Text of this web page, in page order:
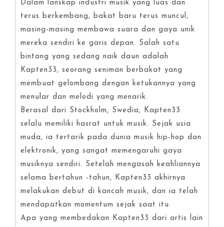
Dalam lanskap industri musik yang luas dan
terus berkembang, bakat baru terus muncul,
masing-masing membawa suara dan gaya unik
mereka sendiri ke garis depan. Salah satu
bintang yang sedang naik daun adalah
Kapten33, seorang seniman berbakat yang
membuat gelombang dengan ketukannya yang
menular dan melodi yang menarik.
Berasal dari Stockholm, Swedia, Kapten33
selalu memiliki hasrat untuk musik. Sejak usia
muda, ia tertarik pada dunia musik hip-hop dan
elektronik, yang sangat memengaruhi gaya
musiknya sendiri. Setelah mengasah keahliannya
selama bertahun -tahun, Kapten33 akhirnya
melakukan debut di kancah musik, dan ia telah
mendapatkan momentum sejak saat itu.
Apa yang membedakan Kapten33 dari artis lain